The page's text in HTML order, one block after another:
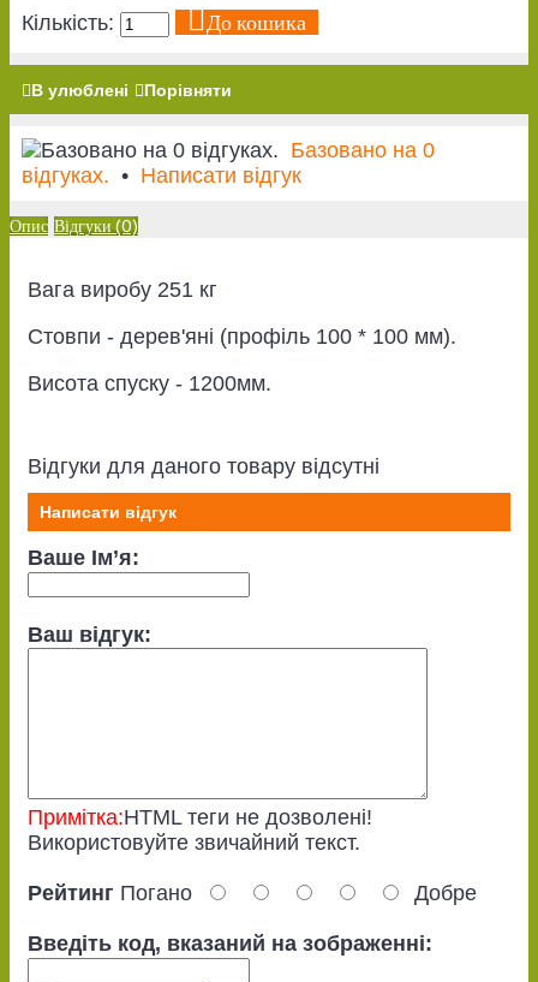
Кількість: До кошика
В улюблені Порівняти
Базовано на 0
відгуках. • Написати відгук
Опис Відгуки (0)
Вага виробу 251 кг
Стовпи - дерев'яні (профіль 100 * 100 мм).
Висота спуску - 1200мм.
Відгуки для даного товару відсутні
Написати відгук
Ваше Ім’я:
Ваш відгук:
Примітка:HTML теги не дозволені!
Використовуйте звичайний текст.
Рейтинг Погано Добре
Введіть код, вказаний на зображенні: